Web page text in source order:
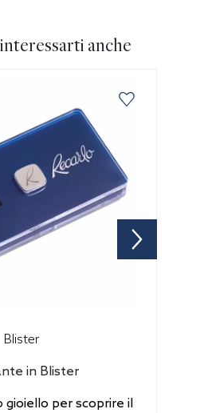
anche
Blister
in Blister
gioiello per scoprire il